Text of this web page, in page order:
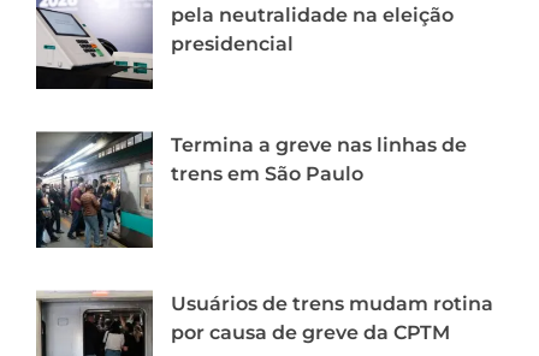
pela neutralidade na eleição
presidencial
Termina a greve nas linhas de
trens em São Paulo
Usuários de trens mudam rotina
por causa de greve da CPTM